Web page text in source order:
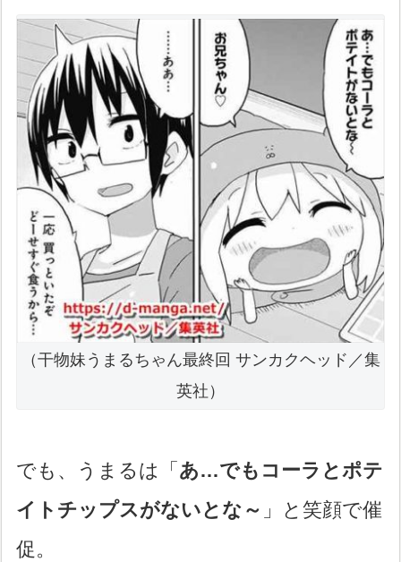
（干物妹うまるちゃん最終回 サンカクヘッド／集
英社）
でも、うまるは「 あ…でもコーラとポテ
イトチップスがないとな～ 」と笑顔で催
促。